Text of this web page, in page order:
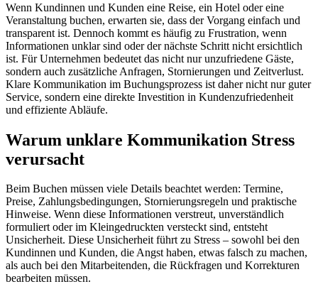
Wenn Kundinnen und Kunden eine Reise, ein Hotel oder eine
Veranstaltung buchen, erwarten sie, dass der Vorgang einfach und
transparent ist. Dennoch kommt es häufig zu Frustration, wenn
Informationen unklar sind oder der nächste Schritt nicht ersichtlich
ist. Für Unternehmen bedeutet das nicht nur unzufriedene Gäste,
sondern auch zusätzliche Anfragen, Stornierungen und Zeitverlust.
Klare Kommunikation im Buchungsprozess ist daher nicht nur guter
Service, sondern eine direkte Investition in Kundenzufriedenheit
und effiziente Abläufe.
Warum unklare Kommunikation Stress
verursacht
Beim Buchen müssen viele Details beachtet werden: Termine,
Preise, Zahlungsbedingungen, Stornierungsregeln und praktische
Hinweise. Wenn diese Informationen verstreut, unverständlich
formuliert oder im Kleingedruckten versteckt sind, entsteht
Unsicherheit. Diese Unsicherheit führt zu Stress – sowohl bei den
Kundinnen und Kunden, die Angst haben, etwas falsch zu machen,
als auch bei den Mitarbeitenden, die Rückfragen und Korrekturen
bearbeiten müssen.